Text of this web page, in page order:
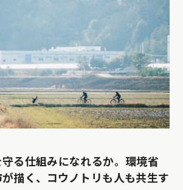
る仕組みになれるか。環境省
描く、コウノトリも人も共生す